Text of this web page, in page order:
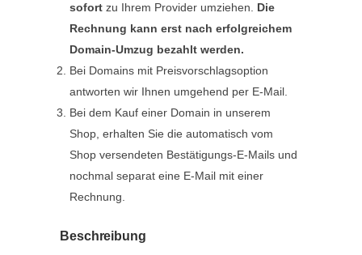
sofort zu Ihrem Provider umziehen. Die
Rechnung kann erst nach erfolgreichem
Domain-Umzug bezahlt werden.
Bei Domains mit Preisvorschlagsoption
antworten wir Ihnen umgehend per E-Mail.
Bei dem Kauf einer Domain in unserem
Shop, erhalten Sie die automatisch vom
Shop versendeten Bestätigungs-E-Mails und
nochmal separat eine E-Mail mit einer
Rechnung.
Beschreibung